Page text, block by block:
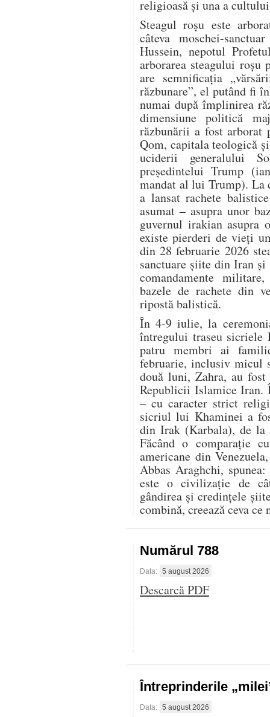
religioasă și una a
Steagul roșu este
câteva moschei-
Hussein, nepotul
arborarea steagului roșu
are semnificația
răzbunare”, el putând fi
numai după împlinirea
dimensiune politică
răzbunării a fost arborat
Qom, capitala teologică
uciderii generalului
președintelui Trump
mandat al lui Trump). La
a lansat rachete
asumat – asupra unor
guvernul irakian asupra
existe pierderi de vieți
din 28 februarie 2026
sanctuare șiite din Iran
comandamente
bazele de rachete din
ripostă balistică.
În 4-9 iulie, la
întregului traseu
patru membri ai
februarie, inclusiv micul
două luni, Zahra, au
Republicii Islamice Iran.
– cu caracter strict
sicriul lui Khaminei a
din Irak (Karbala), de
Făcând o comparație
americane din
Abbas Araghchi,
este o civilizație de
gândirea și credințele
combină, creează ceva
Numărul 788
Data: 5 august 2026
Descarcă PDF
Întreprinderile
Data: 5 august 2026